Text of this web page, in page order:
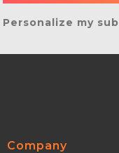
Personalize my
Company